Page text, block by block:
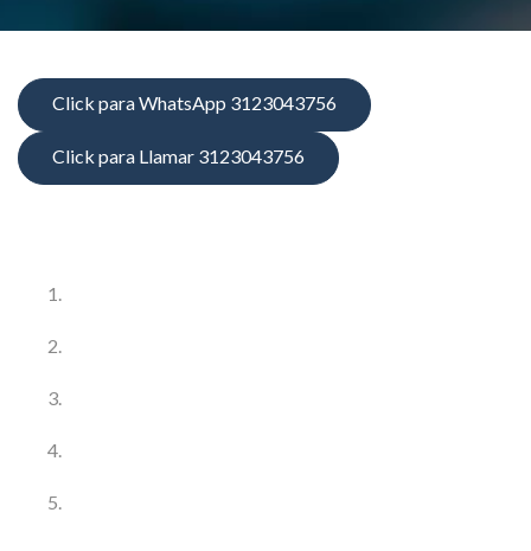
Click para WhatsApp 3123043756
Click para Llamar 3123043756